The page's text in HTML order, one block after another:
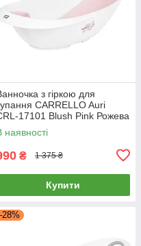
з гіркою для
CARRELLO Auri
17101 Blush Pink Рожева
наявності
₴ 1 375 ₴
Купити